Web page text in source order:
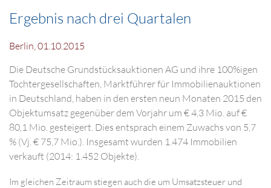
Ergebnis nach drei Quartalen
Berlin, 01.10.2015
Die Deutsche Grundstücksauktionen AG und ihre 100%igen
Tochtergesellschaften, Marktführer für Immobilienauktionen
in Deutschland, haben in den ersten neun Monaten 2015 den
Objektumsatz gegenüber dem Vorjahr um € 4,3 Mio. auf €
80,1 Mio. gesteigert. Dies entsprach einem Zuwachs von 5,7
% (Vj. € 75,7 Mio.). Insgesamt wurden 1.474 Immobilien
verkauft (2014: 1.452 Objekte).
Im gleichen Zeitraum stiegen auch die um Umsatzsteuer und